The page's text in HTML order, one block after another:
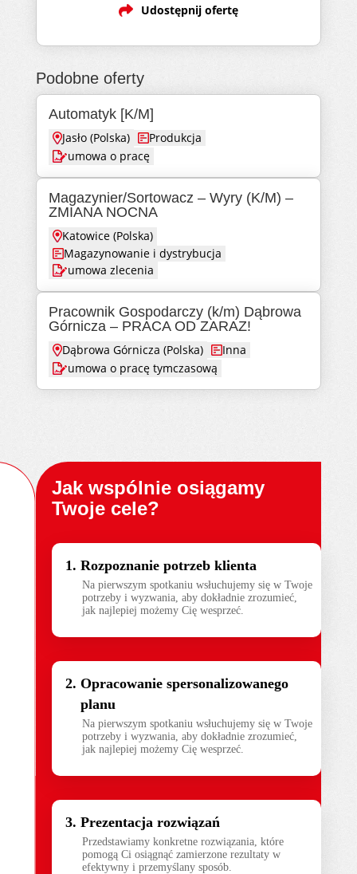
Udostępnij ofertę
Podobne oferty
Automatyk [K/M]
Jasło (Polska)
Produkcja
umowa o pracę
Magazynier/Sortowacz – Wyry (K/M) –
ZMIANA NOCNA
Katowice (Polska)
Magazynowanie i dystrybucja
umowa zlecenia
Pracownik Gospodarczy (k/m) Dąbrowa
Górnicza – PRACA OD ZARAZ!
Dąbrowa Górnicza (Polska)
Inna
umowa o pracę tymczasową
Jak wspólnie osiągamy
Twoje cele?
Rozpoznanie potrzeb klienta
Na pierwszym spotkaniu wsłuchujemy się w Twoje
potrzeby i wyzwania, aby dokładnie zrozumieć,
jak najlepiej możemy Cię wesprzeć.
Opracowanie spersonalizowanego
planu
Na pierwszym spotkaniu wsłuchujemy się w Twoje
potrzeby i wyzwania, aby dokładnie zrozumieć,
jak najlepiej możemy Cię wesprzeć.
Prezentacja rozwiązań
Przedstawiamy konkretne rozwiązania, które
pomogą Ci osiągnąć zamierzone rezultaty w
efektywny i przemyślany sposób.